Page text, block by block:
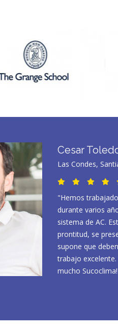
Cesar
Las Condes,
"Hemos
durante varios
sistema de AC.
prontitud, se
supone que
trabajo excelente.
mucho